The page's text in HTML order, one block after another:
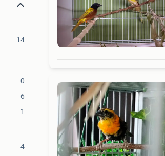
14
0
6
1
4